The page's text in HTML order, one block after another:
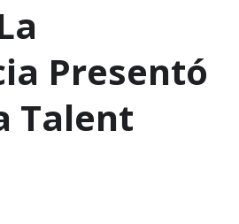
Presentó
Talent